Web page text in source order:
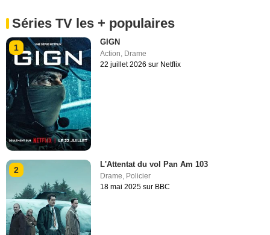
Séries TV les + populaires
1
GIGN
Action, Drame
22 juillet 2026 sur Netflix
2
L'Attentat du vol Pan Am 103
Drame, Policier
18 mai 2025 sur BBC